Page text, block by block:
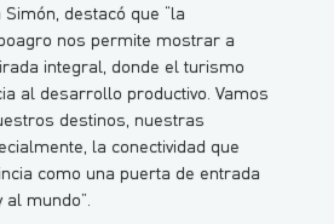
destacó que “la
nos permite mostrar a
integral, donde el turismo
al desarrollo productivo. Vamos
destinos, nuestras
la conectividad que
como una puerta de entrada
mundo”.